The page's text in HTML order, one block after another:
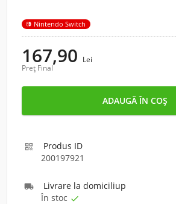
Nintendo Switch
167,90 Lei
Preț Final

Produs ID
200197921
 Livrare la domiciliup
În stoc 